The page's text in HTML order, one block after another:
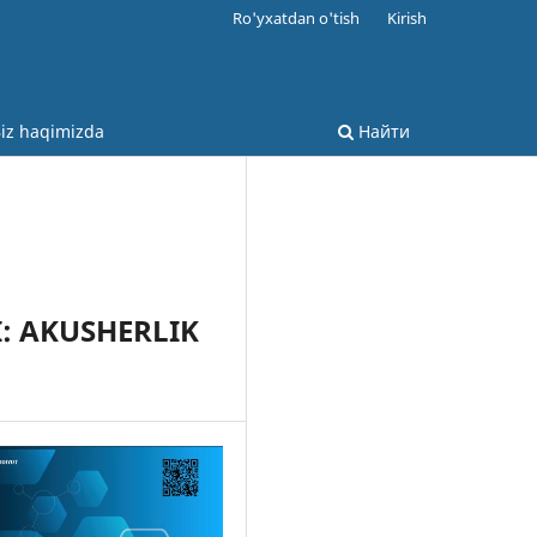
haqimizda Найти
Ro'yxatdan o'tish Kirish
AKUSHERLIK